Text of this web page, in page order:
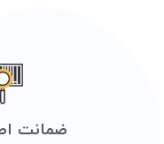
ضمانت